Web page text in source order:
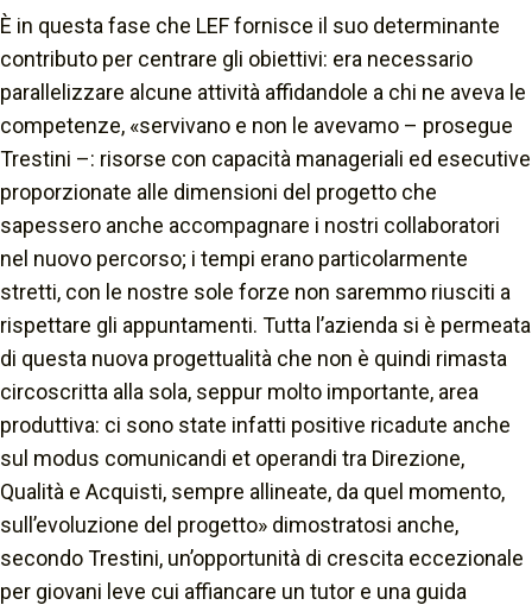
È in questa fase che LEF fornisce il suo determinante
contributo per centrare gli obiettivi: era necessario
parallelizzare alcune attività affidandole a chi ne aveva le
competenze, «servivano e non le avevamo – prosegue
Trestini –: risorse con capacità manageriali ed esecutive
proporzionate alle dimensioni del progetto che
sapessero anche accompagnare i nostri collaboratori
nel nuovo percorso; i tempi erano particolarmente
stretti, con le nostre sole forze non saremmo riusciti a
rispettare gli appuntamenti. Tutta l’azienda si è permeata
di questa nuova progettualità che non è quindi rimasta
circoscritta alla sola, seppur molto importante, area
produttiva: ci sono state infatti positive ricadute anche
sul modus comunicandi et operandi tra Direzione,
Qualità e Acquisti, sempre allineate, da quel momento,
sull’evoluzione del progetto» dimostratosi anche,
secondo Trestini, un’opportunità di crescita eccezionale
per giovani leve cui affiancare un tutor e una guida